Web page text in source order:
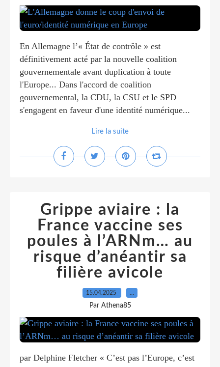
En Allemagne l’« État de contrôle » est
définitivement acté par la nouvelle coalition
gouvernementale avant duplication à toute
l'Europe... Dans l'accord de coalition
gouvernemental, la CDU, la CSU et le SPD
s'engagent en faveur d'une identité numérique...
Lire la suite
Grippe aviaire : la
France vaccine ses
poules à l’ARNm… au
risque d’anéantir sa
filière avicole
15.04.2025 …
Par Athena85
par Delphine Fletcher « C’est pas l’Europe, c’est